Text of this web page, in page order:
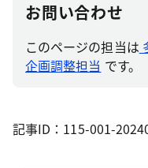
お問い合わせ
このページの担当は
企画調整担当 です。
記事ID：115-001-